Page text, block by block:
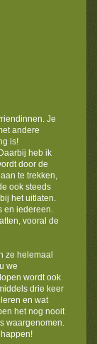
Je
andere
is!
heb ik
door de
te trekken,
ook steeds
het uitlaten.
en iedereen.
vooral de
ze helemaal
we
wordt ook
drie keer
en wat
het nog nooit
waargenomen.